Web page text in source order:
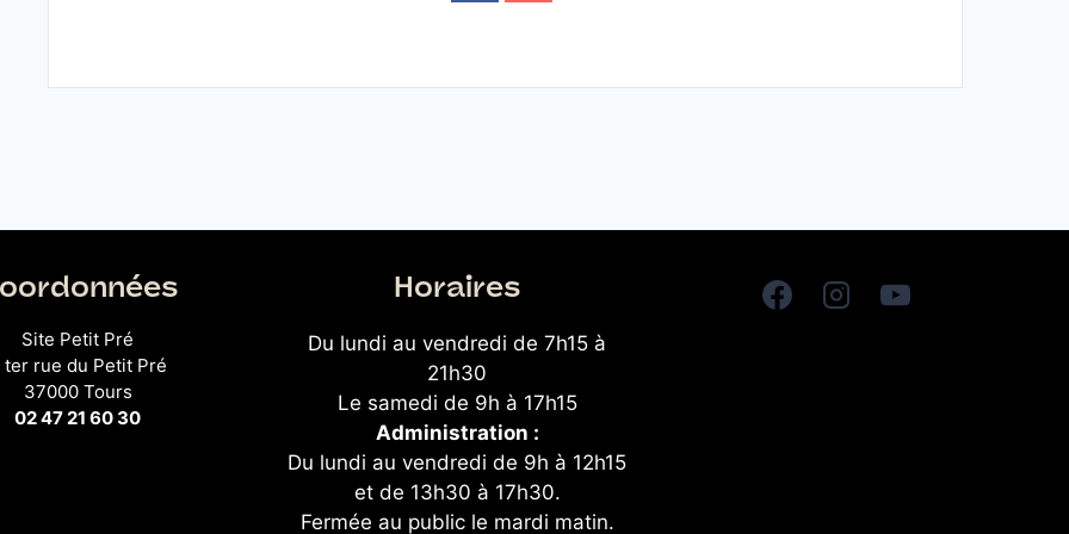
Site Petit Pré
ter rue du Petit Pré
37000 Tours
02 47 21 60 30
Horaires
Du lundi au vendredi de 7h15 à
21h30
Le samedi de 9h à 17h15
Administration :
Du lundi au vendredi de 9h à 12h15
et de 13h30 à 17h30.
Fermée au public le mardi matin.